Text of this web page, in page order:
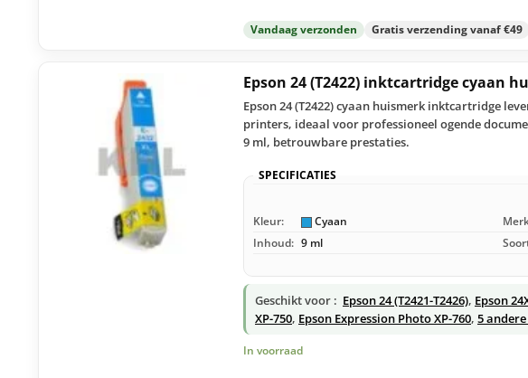
Vandaag verzonden Gratis verzending vanaf €49
Epson 24 (T2422) inktcartridge cyaan
Epson 24 (T2422) cyaan huismerk inktcartridge
printers, ideaal voor professioneel ogende
9 ml, betrouwbare prestaties.
SPECIFICATIES
Kleur: Cyaan
Inhoud: 9 ml
Geschikt voor : Epson 24 (T2421-T2426), Epson
XP-750, Epson Expression Photo XP-760, 5
In voorraad